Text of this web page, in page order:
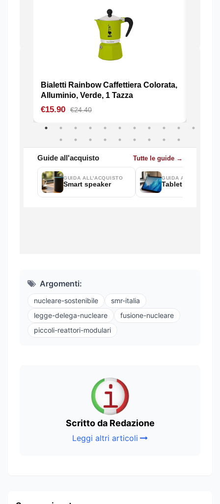
Argomenti:
nucleare-sostenibile
smr-italia
legge-delega-nucleare
fusione-nucleare
piccoli-reattori-modulari
Scritto da Redazione
Leggi altri articoli